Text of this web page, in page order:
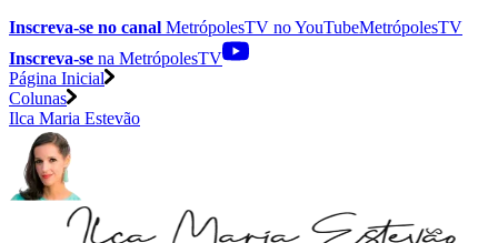
Inscreva-se no canal MetrópolesTV noYouTubeMetrópolesTV
Inscreva-se na MetrópolesTV
Página Inicial
Colunas
Ilca Maria Estevão